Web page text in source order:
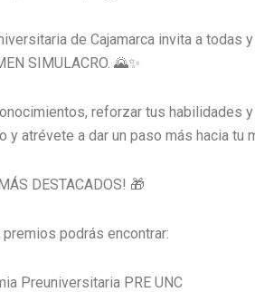
de Cajamarca invita a
SIMULACRO. 🌄✨
reforzar tus habilidades
y atrévete a dar un paso más hacia tu
DESTACADOS! 🎁
podrás encontrar:
Preuniversitaria PRE UNC